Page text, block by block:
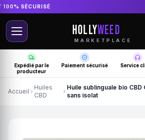
HOLLYWEED
MARKETPLACE
Expédié par le
producteur
Paiement sécurisé Service
Accueil
Huiles
CBD
Huile sublinguale bio CBD
sans isolat